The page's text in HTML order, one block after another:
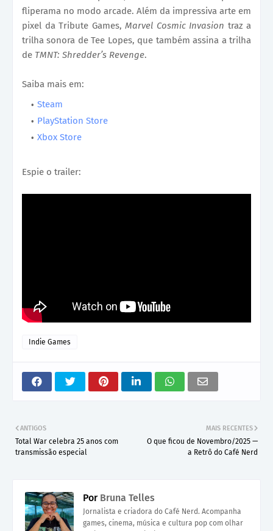
fliperama no modo arcade. Além da impressiva arte em
pixel da Tribute Games, Marvel Cosmic Invasion traz a
trilha sonora de Tee Lopes, que também assina a trilha
de TMNT: Shredder’s Revenge.
Saiba mais em:
Steam
PlayStation Store
Xbox Store
Espie o trailer:
Indie Games
MAIS RECENTES
O que ficou de Novembro/2025 —
a Retrô do Café Nerd
ANTIGOS
Total War celebra 25 anos com
transmissão especial
PorBruna Telles
Jornalista e criadora do Café Nerd. Acompanha
games, cinema, música e cultura pop com olhar